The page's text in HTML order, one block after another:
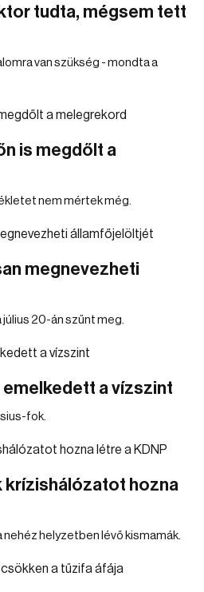
tudta, mégsem tett
van szükség - mondta a
is megdőlt a
nem mértek még.
megnevezheti
20-án szűnt meg.
emelkedett a vízszint
fok.
krízishálózatot hozna
helyzetben lévő kismamák.